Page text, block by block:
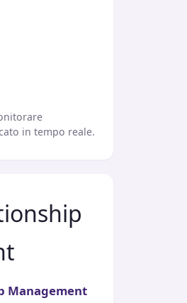
in tempo reale.
Management